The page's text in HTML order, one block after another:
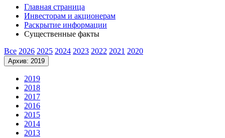
Главная страница
Инвесторам и акционерам
Раскрытие информации
Существенные факты
Все 2026 2025 2024 2023 2022 2021 2020
Архив: 2019
2019
2018
2017
2016
2015
2014
2013